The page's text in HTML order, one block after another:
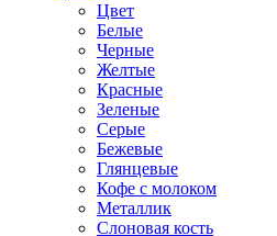
Цвет
Белые
Черные
Желтые
Красные
Зеленые
Серые
Бежевые
Глянцевые
Кофе с молоком
Металлик
Слоновая кость